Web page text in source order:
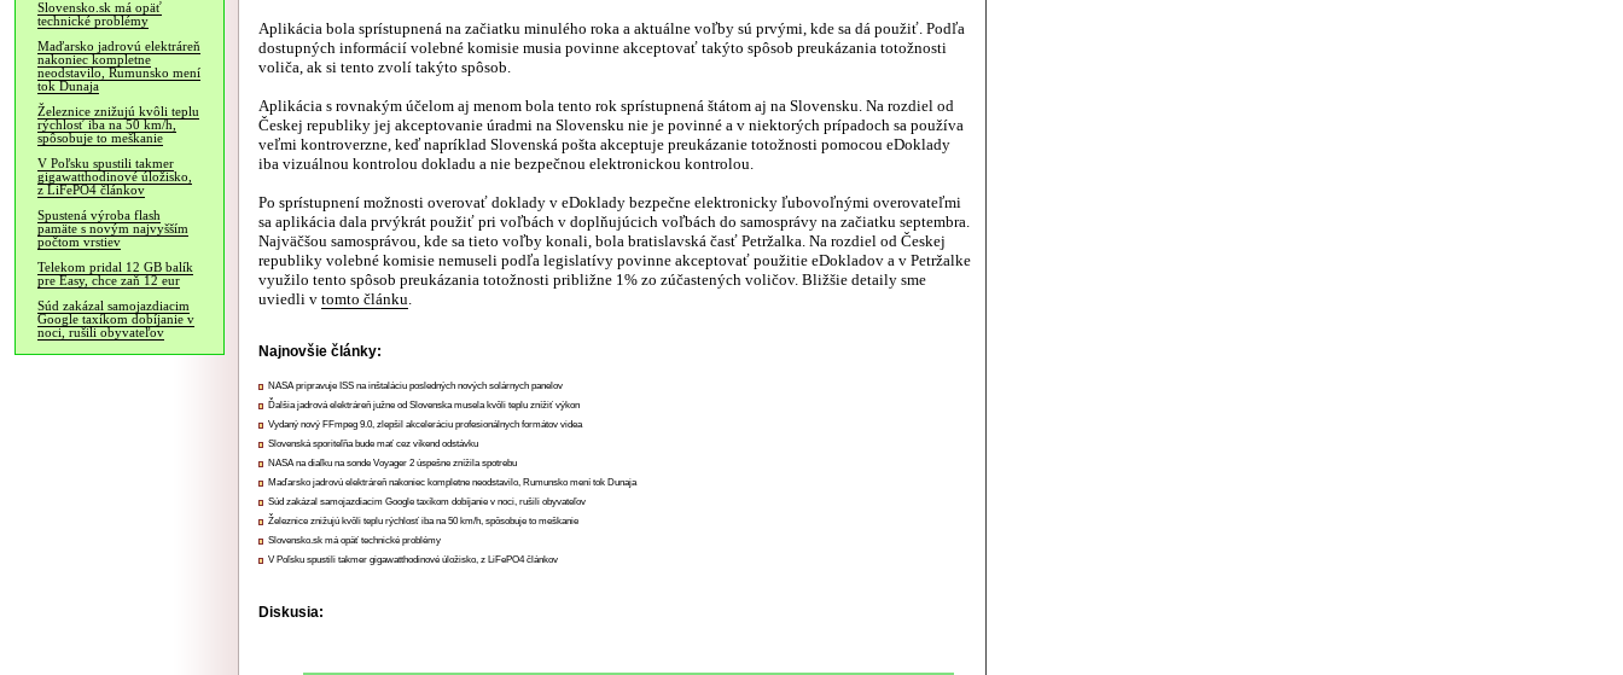
Slovensko.sk má opäť
technické problémy
Maďarsko jadrovú elektráreň
nakoniec kompletne
neodstavilo, Rumunsko mení
tok Dunaja
Železnice znižujú kvôli teplu
rýchlosť iba na 50 km/h,
spôsobuje to meškanie
V Poľsku spustili takmer
gigawatthodinové úložisko,
z LiFePO4 článkov
Spustená výroba flash
pamäte s novým najvyšším
počtom vrstiev
Telekom pridal 12 GB balík
pre Easy, chce zaň 12 eur
Súd zakázal samojazdiacim
Google taxíkom dobíjanie v
noci, rušili obyvateľov
Aplikácia bola sprístupnená na začiatku minulého roka a aktuálne voľby sú prvými, kde sa dá použiť. Podľa
dostupných informácií volebné komisie musia povinne akceptovať takýto spôsob preukázania totožnosti
voliča, ak si tento zvolí takýto spôsob.
Aplikácia s rovnakým účelom aj menom bola tento rok sprístupnená štátom aj na Slovensku. Na rozdiel od
Českej republiky jej akceptovanie úradmi na Slovensku nie je povinné a v niektorých prípadoch sa používa
veľmi kontroverzne, keď napríklad Slovenská pošta akceptuje preukázanie totožnosti pomocou eDoklady
iba vizuálnou kontrolou dokladu a nie bezpečnou elektronickou kontrolou.
Po sprístupnení možnosti overovať doklady v eDoklady bezpečne elektronicky ľubovoľnými overovateľmi
sa aplikácia dala prvýkrát použiť pri voľbách v doplňujúcich voľbách do samosprávy na začiatku septembra.
Najväčšou samosprávou, kde sa tieto voľby konali, bola bratislavská časť Petržalka. Na rozdiel od Českej
republiky volebné komisie nemuseli podľa legislatívy povinne akceptovať použitie eDokladov a v Petržalke
využilo tento spôsob preukázania totožnosti približne 1% zo zúčastených voličov. Bližšie detaily sme
uviedli v tomto článku.
Najnovšie články:
NASA pripravuje ISS na inštaláciu posledných nových solárnych panelov
Ďalšia jadrová elektráreň južne od Slovenska musela kvôli teplu znížiť výkon
Vydaný nový FFmpeg 9.0, zlepšil akceleráciu profesionálnych formátov videa
Slovenská sporiteľňa bude mať cez víkend odstávku
NASA na diaľku na sonde Voyager 2 úspešne znížila spotrebu
Maďarsko jadrovú elektráreň nakoniec kompletne neodstavilo, Rumunsko mení tok Dunaja
Súd zakázal samojazdiacim Google taxíkom dobíjanie v noci, rušili obyvateľov
Železnice znižujú kvôli teplu rýchlosť iba na 50 km/h, spôsobuje to meškanie
Slovensko.sk má opäť technické problémy
V Poľsku spustili takmer gigawatthodinové úložisko, z LiFePO4 článkov
Diskusia: